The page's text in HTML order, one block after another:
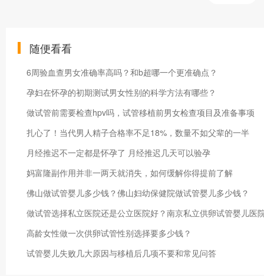
随便看看
6周验血查男女准确率高吗？和b超哪一个更准确点？
孕妇在怀孕的初期测试男女性别的科学方法有哪些？
做试管前需要检查hpv吗，试管移植前男女检查项目及准备事项
扎心了！当代男人精子合格率不足18%，数量不如父辈的一半
月经推迟不一定都是怀孕了 月经推迟几天可以验孕
妈富隆副作用并非一两天就消失，如何缓解你得提前了解
佛山做试管婴儿多少钱？佛山妇幼保健院做试管婴儿多少钱？
做试管选择私立医院还是公立医院好？南京私立供卵试管婴儿医
高龄女性做一次供卵试管性别选择要多少钱？
试管婴儿失败几大原因与移植后几项不要和常见问答